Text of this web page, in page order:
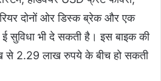
दोनों ओर डिस्क ब्रेक और एक
भी दे सकती है। इस बाइक की
2.29 लाख रुपये के बीच हो सकती